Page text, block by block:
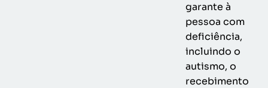
garante à
pessoa com
deficiência,
incluindo o
autismo, o
recebimento